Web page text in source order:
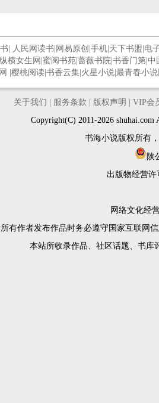
人民网读书 网易原创 手机 天下书盟 电
纵横女生网 蜜阅书苑 蔷薇书院 书香门第 中
樱桃阅读 书香云集 火星小说 最青春小
关于我们 服务条款 版权声明
VIP会
Copyright(C) 2011-2026
书海小说版权所有
陕
出版物经营许
网络文化经
有作者发布作品时务必遵守国家互联网
本站所收录作品、社区话题、书库